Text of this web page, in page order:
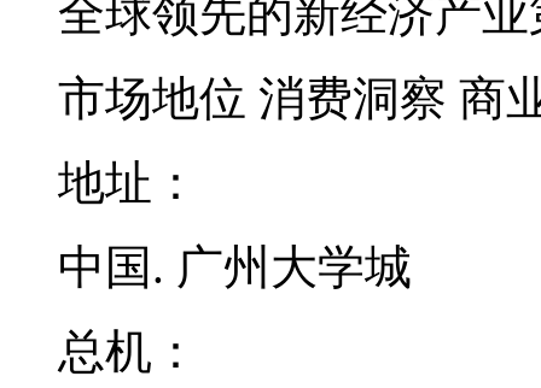
全球领先的新经济产
市场地位 消费洞察 商
地址：
中国. 广州大学城
总机：